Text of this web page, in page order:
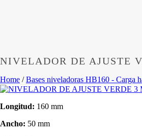
NIVELADOR DE AJUSTE
Home /Bases niveladoras HB160 - Carga
Longitud: 160 mm
Ancho: 50 mm